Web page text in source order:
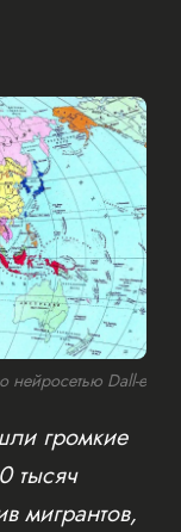
нейросетью Dall-e
громкие
тысяч
мигрантов,